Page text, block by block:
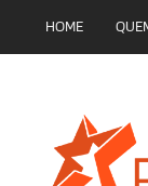
HOME